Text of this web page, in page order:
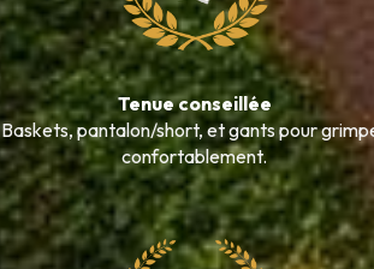
Tenue conseillée
Baskets, pantalon/short, et gants pour
confortablement.